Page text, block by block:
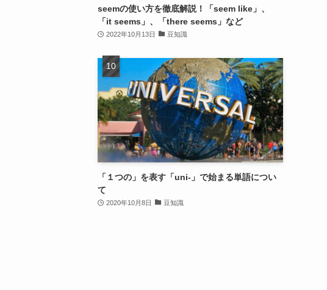
seemの使い方を徹底解説！「seem like」、
「it seems」、「there seems」など
2022年10月13日 豆知識
「１つの」を表す「uni-」で始まる単語につい
て
2020年10月8日 豆知識